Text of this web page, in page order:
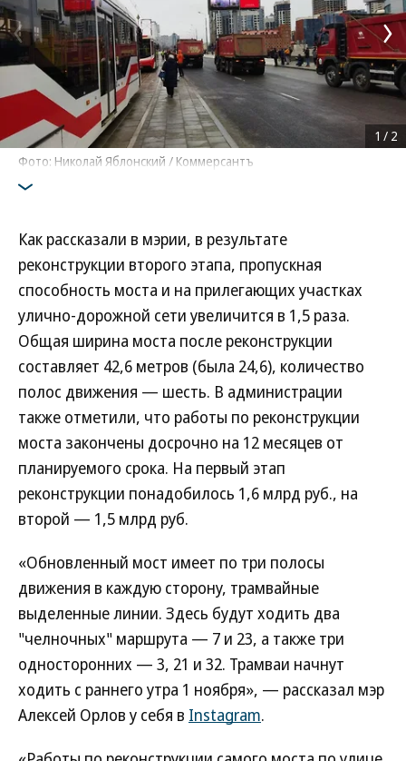
Фото: Николай Яблонский / Коммерсантъ
1 / 2
Как рассказали в мэрии, в результате
реконструкции второго этапа, пропускная
способность моста и на прилегающих участках
улично-дорожной сети увеличится в 1,5 раза.
Общая ширина моста после реконструкции
составляет 42,6 метров (была 24,6), количество
полос движения — шесть. В администрации
также отметили, что работы по реконструкции
моста закончены досрочно на 12 месяцев от
планируемого срока. На первый этап
реконструкции понадобилось 1,6 млрд руб., на
второй — 1,5 млрд руб.
«Обновленный мост имеет по три полосы
движения в каждую сторону, трамвайные
выделенные линии. Здесь будут ходить два
"челночных" маршрута — 7 и 23, а также три
односторонних — 3, 21 и 32. Трамваи начнут
ходить с раннего утра 1 ноября», — рассказал мэр
Алексей Орлов у себя в Instagram.